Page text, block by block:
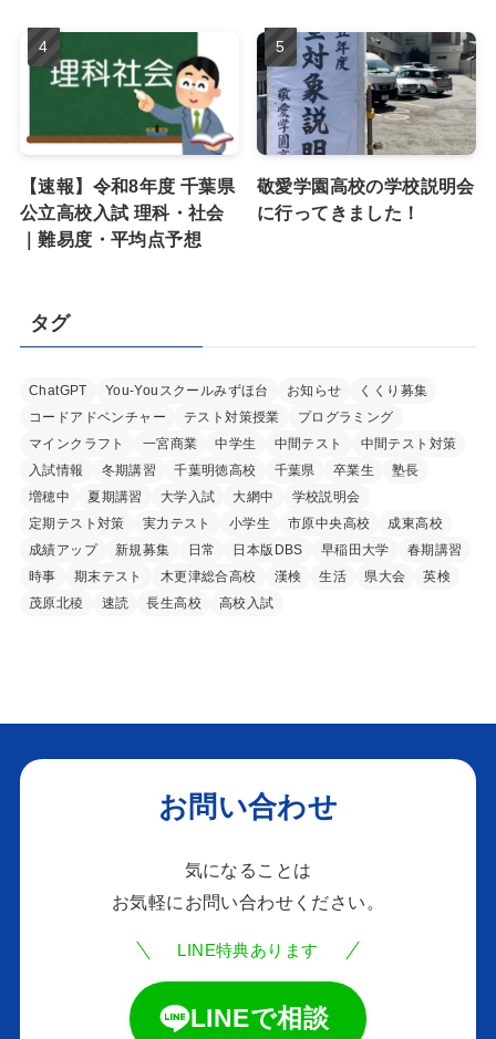
【速報】令和8年度 千葉県
公立高校入試 理科・社会
｜難易度・平均点予想
敬愛学園高校の学校説明会
に行ってきました！
タグ
ChatGPT You-Youスクールみずほ台 お知らせ
くくり募集
コードアドベンチャー
テスト対策授業
プログラミング
マインクラフト
一宮商業 中学生 中間テスト
中間テスト対策
入試情報
冬期講習 千葉明徳高校 千葉県 卒業生
塾長
増穂中
夏期講習 大学入試 大網中
学校説明会
定期テスト対策
実力テスト 小学生 市原中央高校
成東高校
成績アップ
新規募集 日常 日本版DBS 早稲田大学
春期講習
時事
期末テスト 木更津総合高校 漢検 生活 県大会
英検
茂原北稜
速読 長生高校 高校入試
お問い合わせ
気になることは
お気軽にお問い合わせください。
LINE特典あります
LINEで相談